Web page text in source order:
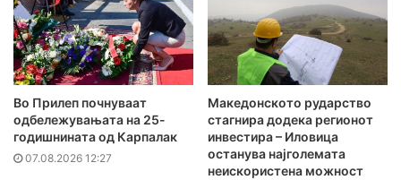
Во Прилеп почнуваат
одбележувањата на 25-
годишнината од Карпалак
07.08.2026 12:27
Македонското рударство
стагнира додека регионот
инвестира – Иловица
останува најголемата
неискористена можност